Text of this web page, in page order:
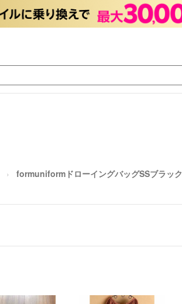
formuniformドローイングバッグSSブラック